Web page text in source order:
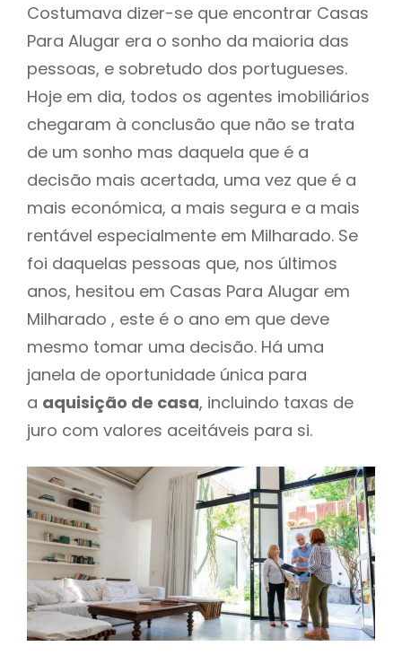
Costumava dizer-se que encontrar Casas
Para Alugar era o sonho da maioria das
pessoas, e sobretudo dos portugueses.
Hoje em dia, todos os agentes imobiliários
chegaram à conclusão que não se trata
de um sonho mas daquela que é a
decisão mais acertada, uma vez que é a
mais económica, a mais segura e a mais
rentável especialmente em Milharado. Se
foi daquelas pessoas que, nos últimos
anos, hesitou em Casas Para Alugar em
Milharado , este é o ano em que deve
mesmo tomar uma decisão. Há uma
janela de oportunidade única para
a aquisição de casa, incluindo taxas de
juro com valores aceitáveis para si.